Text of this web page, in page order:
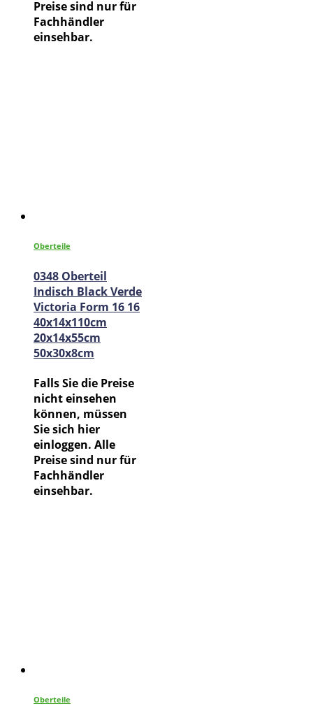
Preise sind nur für
Fachhändler
einsehbar.
Oberteile
0348 Oberteil
Indisch Black Verde
Victoria Form 16 16
40x14x110cm
20x14x55cm
50x30x8cm
Falls Sie die Preise
nicht einsehen
können, müssen
Sie sich hier
einloggen. Alle
Preise sind nur für
Fachhändler
einsehbar.
Oberteile